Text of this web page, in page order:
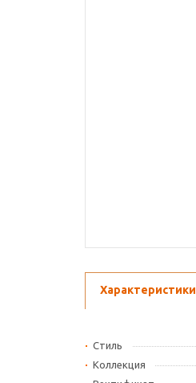
Характеристики
Стиль
Коллекция